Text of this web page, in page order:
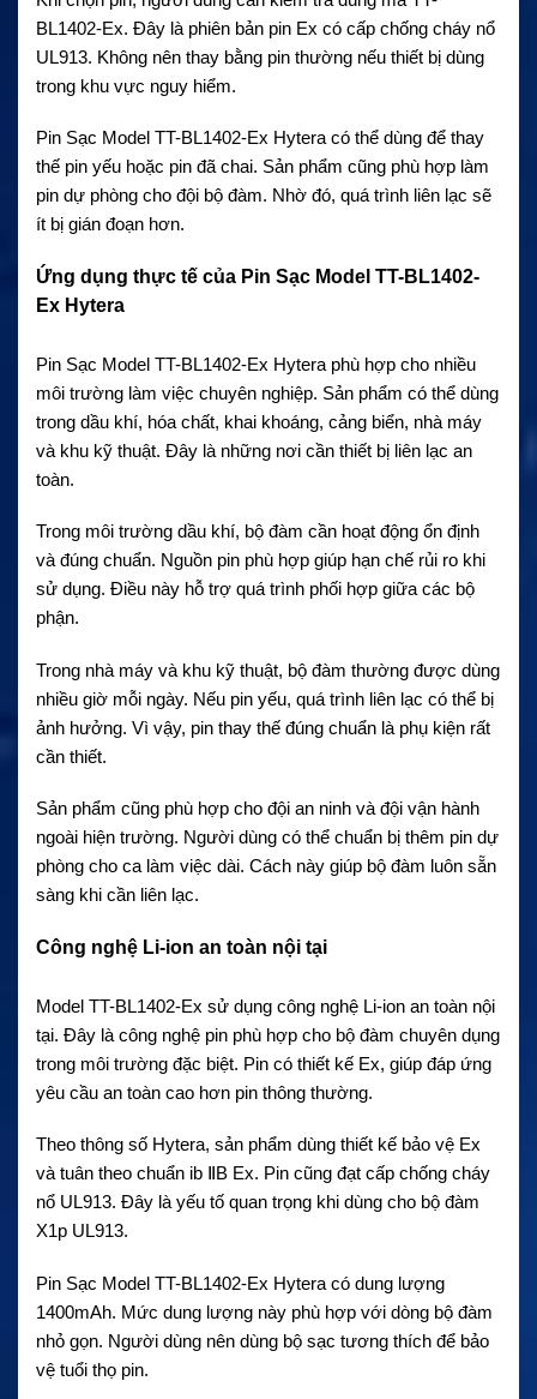
BL1402-Ex. Đây là phiên bản pin Ex có cấp chống cháy nổ
UL913. Không nên thay bằng pin thường nếu thiết bị dùng
trong khu vực nguy hiểm.
Pin Sạc Model TT-BL1402-Ex Hytera có thể dùng để thay
thế pin yếu hoặc pin đã chai. Sản phẩm cũng phù hợp làm
pin dự phòng cho đội bộ đàm. Nhờ đó, quá trình liên lạc sẽ
ít bị gián đoạn hơn.
Ứng dụng thực tế của Pin Sạc Model TT-BL1402-
Ex Hytera
Pin Sạc Model TT-BL1402-Ex Hytera phù hợp cho nhiều
môi trường làm việc chuyên nghiệp. Sản phẩm có thể dùng
trong dầu khí, hóa chất, khai khoáng, cảng biển, nhà máy
và khu kỹ thuật. Đây là những nơi cần thiết bị liên lạc an
toàn.
Trong môi trường dầu khí, bộ đàm cần hoạt động ổn định
và đúng chuẩn. Nguồn pin phù hợp giúp hạn chế rủi ro khi
sử dụng. Điều này hỗ trợ quá trình phối hợp giữa các bộ
phận.
Trong nhà máy và khu kỹ thuật, bộ đàm thường được dùng
nhiều giờ mỗi ngày. Nếu pin yếu, quá trình liên lạc có thể bị
ảnh hưởng. Vì vậy, pin thay thế đúng chuẩn là phụ kiện rất
cần thiết.
Sản phẩm cũng phù hợp cho đội an ninh và đội vận hành
ngoài hiện trường. Người dùng có thể chuẩn bị thêm pin dự
phòng cho ca làm việc dài. Cách này giúp bộ đàm luôn sẵn
sàng khi cần liên lạc.
Công nghệ Li-ion an toàn nội tại
Model TT-BL1402-Ex sử dụng công nghệ Li-ion an toàn nội
tại. Đây là công nghệ pin phù hợp cho bộ đàm chuyên dụng
trong môi trường đặc biệt. Pin có thiết kế Ex, giúp đáp ứng
yêu cầu an toàn cao hơn pin thông thường.
Theo thông số Hytera, sản phẩm dùng thiết kế bảo vệ Ex
và tuân theo chuẩn ib ⅡB Ex. Pin cũng đạt cấp chống cháy
nổ UL913. Đây là yếu tố quan trọng khi dùng cho bộ đàm
X1p UL913.
Pin Sạc Model TT-BL1402-Ex Hytera có dung lượng
1400mAh. Mức dung lượng này phù hợp với dòng bộ đàm
nhỏ gọn. Người dùng nên dùng bộ sạc tương thích để bảo
vệ tuổi thọ pin.